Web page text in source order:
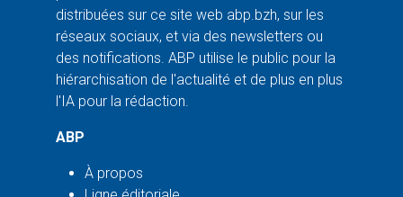
distribuées sur ce site web abp.bzh, sur les
réseaux sociaux, et via des newsletters ou
des notifications. ABP utilise le public pour la
hiérarchisation de l'actualité et de plus en plus
l'IA pour la rédaction.
ABP
À propos